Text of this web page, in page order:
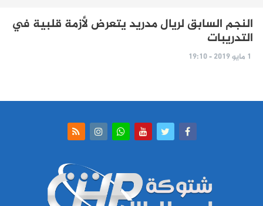
النجم السابق لريال مدريد يتعرض لأزمة قلبية في
التدريبات
1 مايو 2019 - 19:10